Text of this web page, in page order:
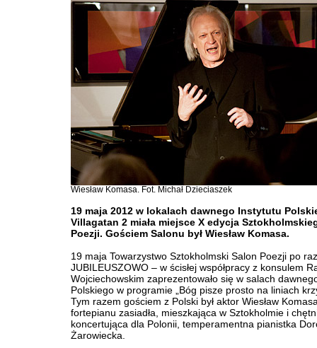
Wiesław Komasa. Fot. Michał Dzieciaszek
19 maja 2012 w lokalach dawnego Instytutu
Villagatan 2 miała miejsce X edycja
Poezji. Gościem Salonu był Wiesław Komasa.
19 maja Towarzystwo Sztokholmski Salon Poezji po
JUBILEUSZOWO – w ścisłej współpracy z konsulem
Wojciechowskim zaprezentowało się w salach
Polskiego w programie „Bóg pisze prosto na liniach
Tym razem gościem z Polski był aktor Wiesław
fortepianu zasiadła, mieszkająca w Sztokholmie i
koncertująca dla Polonii, temperamentna pianistka
Żarowiecka.